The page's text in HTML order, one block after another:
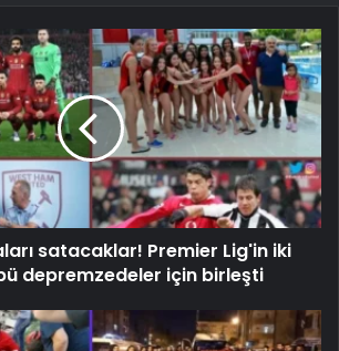
satacaklar! Premier Lig'in iki
depremzedeler için birleşti